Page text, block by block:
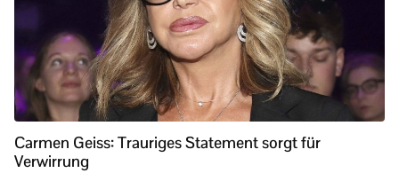
Carmen Geiss: Trauriges Statement sorgt für
Verwirrung